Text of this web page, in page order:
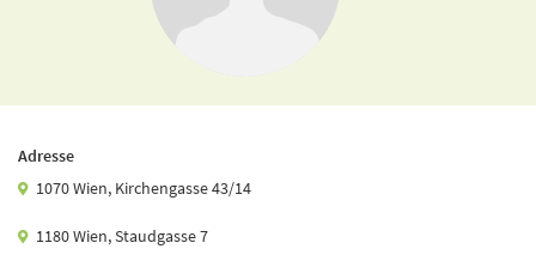
Adresse
1070 Wien, Kirchengasse 43/14
1180 Wien, Staudgasse 7